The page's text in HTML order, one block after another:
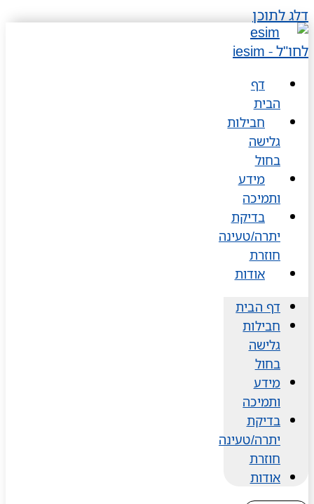
דלג לתוכן
דף
הבית
חבילות
גלישה
בחול
מידע
ותמיכה
בדיקת
יתרה/טעינה
חוזרת
אודות
דף הבית
חבילות
גלישה
בחול
מידע
ותמיכה
בדיקת
יתרה/טעינה
חוזרת
אודות